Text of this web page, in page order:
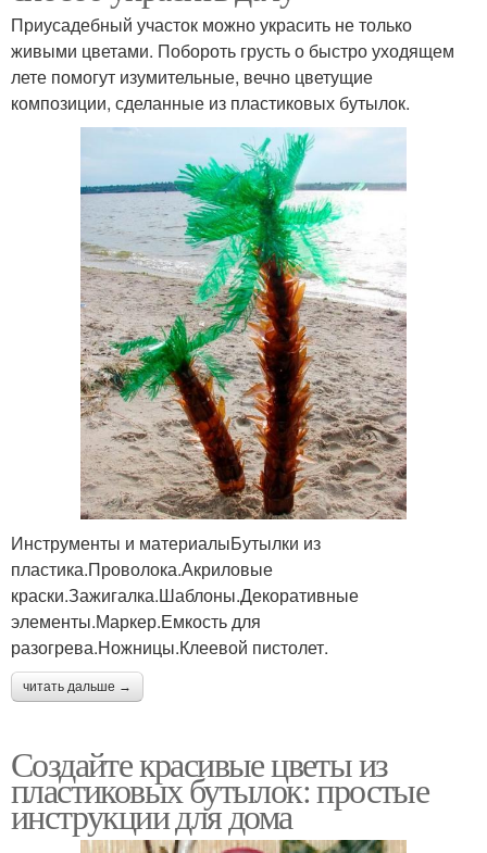
Приусадебный участок можно украсить не только
живыми цветами. Побороть грусть о быстро уходящем
лете помогут изумительные, вечно цветущие
композиции, сделанные из пластиковых бутылок.
Инструменты и материалыБутылки из
пластика.Проволока.Акриловые
краски.Зажигалка.Шаблоны.Декоративные
элементы.Маркер.Емкость для
разогрева.Ножницы.Клеевой пистолет.
читать дальше →
Создайте красивые цветы из
пластиковых бутылок: простые
инструкции для дома